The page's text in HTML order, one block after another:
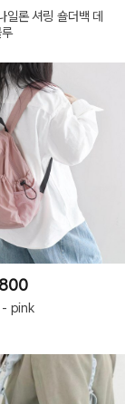
일론 셔링 숄더백 데
- pink